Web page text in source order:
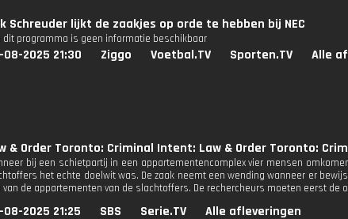
Schreuder lijkt de zaakjes op orde te hebben bij NEC
dit programma is geen informatie beschikbaar
08-2025 21:30 Ziggo Voetbal.TV Sporten.TV Alle
& Order Toronto: Criminal Intent: Law & Order Toronto:
bij een schietpartij in een appartementencomplex vier mensen
het echte doelwit was. De zaak neemt een wending wanneer er
van de appartementen van de slachtoffers. De rechercheurs moeten eerst de
08-2025 21:25 SBS Serie.TV Alle afleveringen